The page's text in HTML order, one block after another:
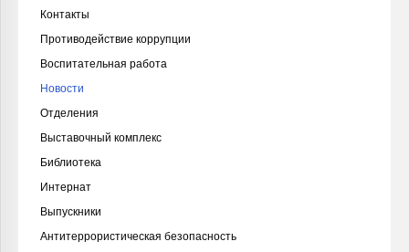
Контакты
Противодействие коррупции
Воспитательная работа
Новости
Отделения
Выставочный комплекс
Библиотека
Интернат
Выпускники
Антитеррористическая безопасность